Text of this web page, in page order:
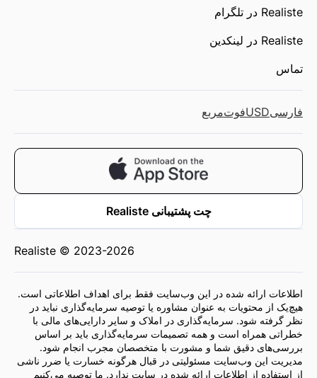
Realiste در تلگرام
Realiste در لینکدین
تماس
فارسیUSDفوت‌مربع
چت پشتیبانی Realiste
Realiste © 2023-2026
اطلاعات ارائه شده در این وب‌سایت فقط برای اهداف اطلاعاتی است.
هیچ‌یک از محتویات به عنوان مشاوره یا توصیه سرمایه‌گذاری نباید در
نظر گرفته شود. سرمایه‌گذاری در املاک و سایر دارایی‌های مالی با
خطراتی همراه است و همه تصمیمات سرمایه‌گذاری باید بر اساس
بررسی‌های دقیق شما و مشورت با متخصصان مجرب انجام شود.
مدیریت این وب‌سایت مسئولیتی در قبال هرگونه خسارت یا ضرر ناشی
از استفاده از اطلاعات ارائه شده در سایت ندارد. ما توصیه می‌کنیم